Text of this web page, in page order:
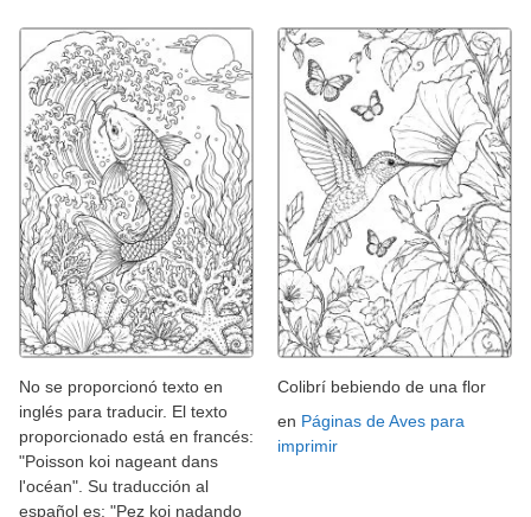
No se proporcionó texto en
inglés para traducir. El texto
proporcionado está en francés:
"Poisson koi nageant dans
l'océan". Su traducción al
español es: "Pez koi nadando
Colibrí bebiendo de una flor
en Páginas de Aves para
imprimir